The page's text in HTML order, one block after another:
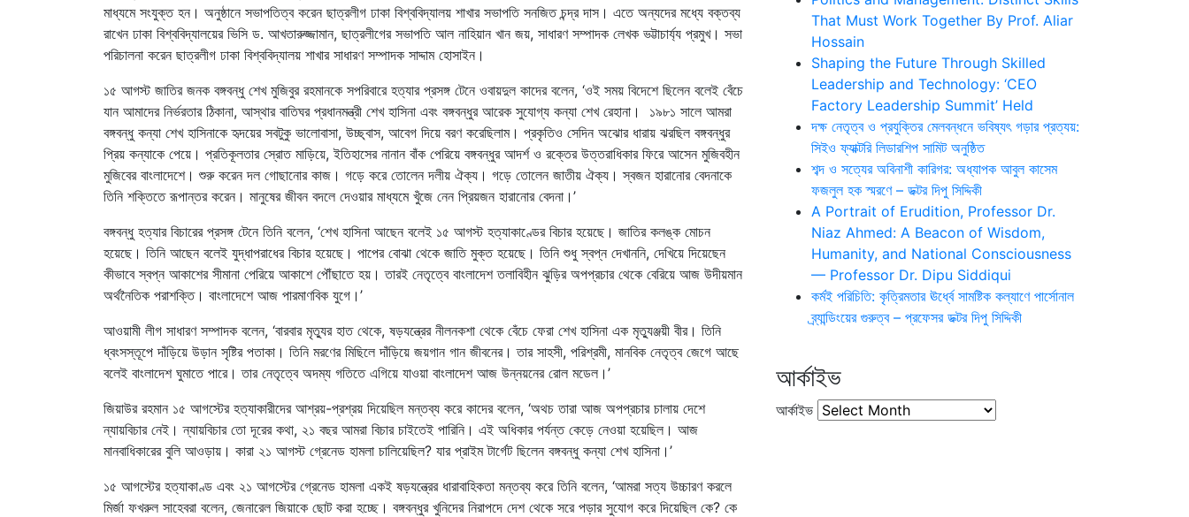
মাধ্যমে সংযুক্ত হন। অনুষ্ঠানে সভাপতিত্ব করেন ছাত্রলীগ ঢাকা বিশ্ববিদ্যালয় শাখার সভাপতি সনজিত চন্দ্র দাস। এতে অন্যদের মধ্যে বক্তব্য
রাখেন ঢাকা বিশ্ববিদ্যালয়ের ভিসি ড. আখতারুজ্জামান, ছাত্রলীগের সভাপতি আল নাহিয়ান খান জয়, সাধারণ সম্পাদক লেখক ভট্টাচার্য্য প্রমুখ। সভা
পরিচালনা করেন ছাত্রলীগ ঢাকা বিশ্ববিদ্যালয় শাখার সাধারণ সম্পাদক সাদ্দাম হোসাইন।
১৫ আগস্ট জাতির জনক বঙ্গবন্ধু শেখ মুজিবুর রহমানকে সপরিবারে হত্যার প্রসঙ্গ টেনে ওবায়দুল কাদের বলেন, ‘ওই সময় বিদেশে ছিলেন বলেই বেঁচে
যান আমাদের নির্ভরতার ঠিকানা, আস্থার বাতিঘর প্রধানমন্ত্রী শেখ হাসিনা এবং বঙ্গবন্ধুর আরেক সুযোগ্য কন্যা শেখ রেহানা। ১৯৮১ সালে আমরা
বঙ্গবন্ধু কন্যা শেখ হাসিনাকে হৃদয়ের সবটুকু ভালোবাসা, উচ্ছ্বাস, আবেগ দিয়ে বরণ করেছিলাম। প্রকৃতিও সেদিন অঝোর ধারায় ঝরছিল বঙ্গবন্ধুর
প্রিয় কন্যাকে পেয়ে। প্রতিকূলতার স্রোত মাড়িয়ে, ইতিহাসের নানান বাঁক পেরিয়ে বঙ্গবন্ধুর আদর্শ ও রক্তের উত্তরাধিকার ফিরে আসেন মুজিবহীন
মুজিবের বাংলাদেশে। শুরু করেন দল গোছানোর কাজ। গড়ে করে তোলেন দলীয় ঐক্য। গড়ে তোলেন জাতীয় ঐক্য। স্বজন হারানোর বেদনাকে
তিনি শক্তিতে রূপান্তর করেন। মানুষের জীবন বদলে দেওয়ার মাধ্যমে খুঁজে নেন প্রিয়জন হারানোর বেদনা।’
বঙ্গবন্ধু হত্যার বিচারের প্রসঙ্গ টেনে তিনি বলেন, ‘শেখ হাসিনা আছেন বলেই ১৫ আগস্ট হত্যাকাণ্ডের বিচার হয়েছে। জাতির কলঙ্ক মোচন
হয়েছে। তিনি আছেন বলেই যুদ্ধাপরাধের বিচার হয়েছে। পাপের বোঝা থেকে জাতি মুক্ত হয়েছে। তিনি শুধু স্বপ্ন দেখাননি, দেখিয়ে দিয়েছেন
কীভাবে স্বপ্ন আকাশের সীমানা পেরিয়ে আকাশে পৌঁছাতে হয়। তারই নেতৃত্বে বাংলাদেশ তলাবিহীন ঝুড়ির অপপ্রচার থেকে বেরিয়ে আজ উদীয়মান
অর্থনৈতিক পরাশক্তি। বাংলাদেশে আজ পারমাণবিক যুগে।’
আওয়ামী লীগ সাধারণ সম্পাদক বলেন, ‘বারবার মৃত্যুর হাত থেকে, ষড়যন্ত্রের নীলনকশা থেকে বেঁচে ফেরা শেখ হাসিনা এক মৃত্যুঞ্জয়ী বীর। তিনি
ধ্বংসস্তূপে দাঁড়িয়ে উড়ান সৃষ্টির পতাকা। তিনি মরণের মিছিলে দাঁড়িয়ে জয়গান গান জীবনের। তার সাহসী, পরিশ্রমী, মানবিক নেতৃত্ব জেগে আছে
বলেই বাংলাদেশ ঘুমাতে পারে। তার নেতৃত্বে অদম্য গতিতে এগিয়ে যাওয়া বাংলাদেশ আজ উন্নয়নের রোল মডেল।’
জিয়াউর রহমান ১৫ আগস্টের হত্যাকারীদের আশ্রয়-প্রশ্রয় দিয়েছিল মন্তব্য করে কাদের বলেন, ‘অথচ তারা আজ অপপ্রচার চালায় দেশে
ন্যায়বিচার নেই। ন্যায়বিচার তো দূরের কথা, ২১ বছর আমরা বিচার চাইতেই পারিনি। এই অধিকার পর্যন্ত কেড়ে নেওয়া হয়েছিল। আজ
মানবাধিকারের বুলি আওড়ায়। কারা ২১ আগস্ট গ্রেনেড হামলা চালিয়েছিল? যার প্রাইম টার্গেট ছিলেন বঙ্গবন্ধু কন্যা শেখ হাসিনা।’
১৫ আগস্টের হত্যাকাণ্ড এবং ২১ আগস্টের গ্রেনেড হামলা একই ষড়যন্ত্রের ধারাবাহিকতা মন্তব্য করে তিনি বলেন, ‘আমরা সত্য উচ্চারণ করলে
মির্জা ফখরুল সাহেবরা বলেন, জেনারেল জিয়াকে ছোট করা হচ্ছে। বঙ্গবন্ধুর খুনিদের নিরাপদে দেশ থেকে সরে পড়ার সুযোগ করে দিয়েছিল কে? কে
That Must Work Together By Prof. Aliar
Hossain
Shaping the Future Through Skilled
Leadership and Technology: ‘CEO
Factory Leadership Summit’ Held
দক্ষ নেতৃত্ব ও প্রযুক্তির মেলবন্ধনে ভবিষ্যৎ গড়ার প্রত্যয়:
সিইও ফ্যাক্টরি লিডারশিপ সামিট অনুষ্ঠিত
শব্দ ও সত্যের অবিনাশী কারিগর: অধ্যাপক আবুল কাসেম
ফজলুল হক স্মরণে – ডক্টর দিপু সিদ্দিকী
A Portrait of Erudition, Professor Dr.
Niaz Ahmed: A Beacon of Wisdom,
Humanity, and National Consciousness
— Professor Dr. Dipu Siddiqui
কর্মই পরিচিতি: কৃত্রিমতার ঊর্ধ্বে সামষ্টিক কল্যাণে পার্সোনাল
ব্র্যান্ডিংয়ের গুরুত্ব – প্রফেসর ডক্টর দিপু সিদ্দিকী
আর্কাইভ
আর্কাইভ